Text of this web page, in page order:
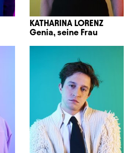
KATHARINA LORENZ
Genia, seine Frau